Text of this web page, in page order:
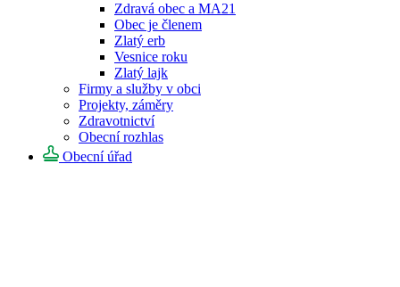
Zdravá obec a MA21
Obec je členem
Zlatý erb
Vesnice roku
Zlatý lajk
Firmy a služby v obci
Projekty, záměry
Zdravotnictví
Obecní rozhlas
Obecní úřad